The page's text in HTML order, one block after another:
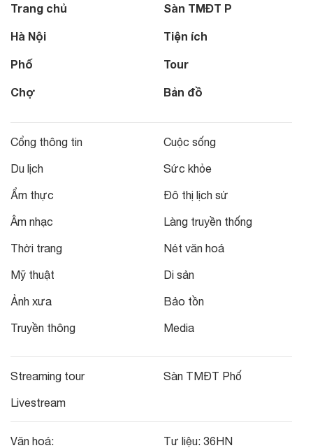
Trang chủ
Hà Nội
Phố
Chợ
Sàn TMĐT P
Tiện ích
Tour
Bản đồ
Cổng thông tin
Du lịch
Ẩm thực
Âm nhạc
Thời trang
Mỹ thuật
Ảnh xưa
Truyền thông
Cuộc sống
Sức khỏe
Đô thị lịch sử
Làng truyền thống
Nét văn hoá
Di sản
Bảo tồn
Media
Streaming tour
Livestream
Sàn TMĐT Phố
Văn hoá:
Tư liệu: 36HN